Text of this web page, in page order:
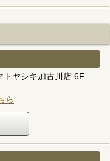
ヤシキ加古川店 6F
ら